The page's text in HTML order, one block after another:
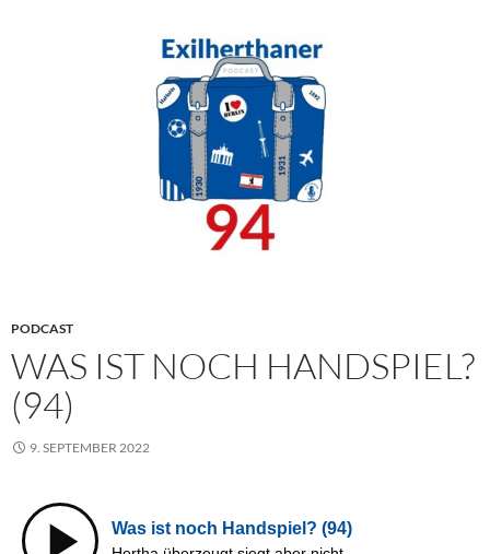
PODCAST
WAS IST NOCH HANDSPIEL?
(94)
9. SEPTEMBER 2022